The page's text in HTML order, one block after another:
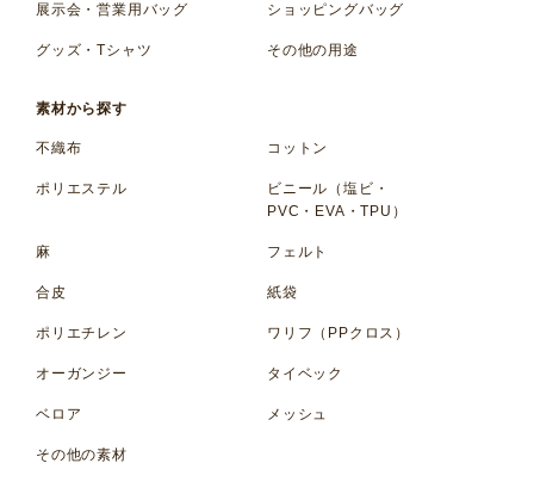
展示会・営業用バッグ ショッピングバッグ
グッズ・Tシャツ その他の用途
素材から探す
不織布 コットン
ポリエステル
ビニール（塩ビ・
PVC・EVA・TPU）
麻 フェルト
合皮 紙袋
ポリエチレン ワリフ（PPクロス）
オーガンジー タイベック
ベロア メッシュ
その他の素材